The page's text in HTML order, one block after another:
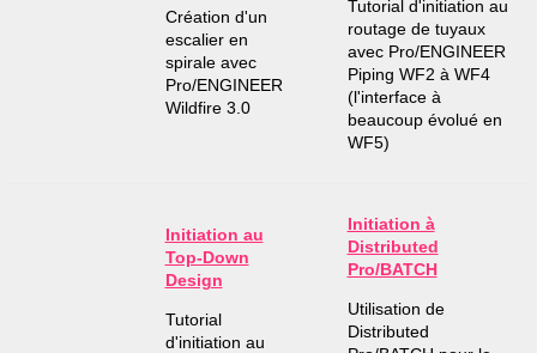
Création d'un
escalier en
spirale avec
Pro/ENGINEER
Wildfire 3.0
Tutorial d'initiation au
routage de tuyaux
avec Pro/ENGINEER
Piping WF2 à WF4
(l'interface à
beaucoup évolué en
WF5)
Initiation au
Top-Down
Design
Tutorial
d'initiation au
Initiation à
Distributed
Pro/BATCH
Utilisation de
Distributed